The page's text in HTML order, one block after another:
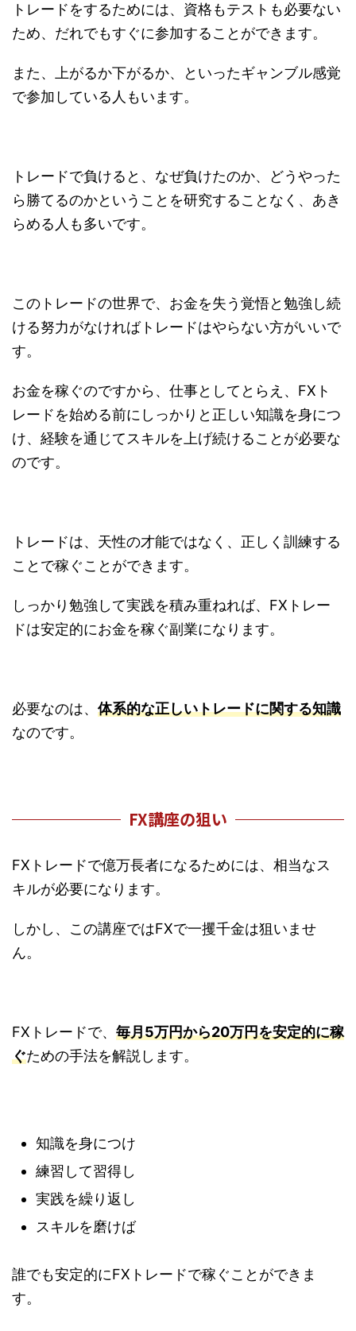
トレードをするためには、資格もテストも必要ない
ため、だれでもすぐに参加することができます。
また、上がるか下がるか、といったギャンブル感覚
で参加している人もいます。
トレードで負けると、なぜ負けたのか、どうやった
ら勝てるのかということを研究することなく、あき
らめる人も多いです。
このトレードの世界で、お金を失う覚悟と勉強し続
ける努力がなければトレードはやらない方がいいで
す。
お金を稼ぐのですから、仕事としてとらえ、FXト
レードを始める前にしっかりと正しい知識を身につ
け、経験を通じてスキルを上げ続けることが必要な
のです。
トレードは、天性の才能ではなく、正しく訓練する
ことで稼ぐことができます。
しっかり勉強して実践を積み重ねれば、FXトレー
ドは安定的にお金を稼ぐ副業になります。
必要なのは、 体系的な正しいトレードに関する知識
なのです。
FX講座の狙い
FXトレードで億万長者になるためには、相当なス
キルが必要になります。
しかし、この講座ではFXで一攫千金は狙いませ
ん。
FXトレードで、 毎月5万円から20万円を安定的に稼
ぐための手法を解説します。
知識を身につけ
練習して習得し
実践を繰り返し
スキルを磨けば
誰でも安定的にFXトレードで稼ぐことができま
す。